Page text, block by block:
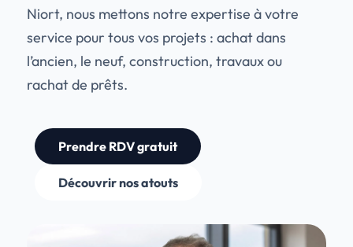
Niort, nous mettons notre expertise à votre
service pour tous vos projets : achat dans
l’ancien, le neuf, construction, travaux ou
rachat de prêts.
Prendre RDV gratuit
Découvrir nos atouts